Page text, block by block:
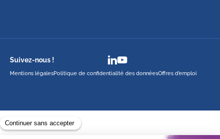
Suivez-nous !
Mentions légalesPolitique de confidentialité des donnéesOffres d’emploi